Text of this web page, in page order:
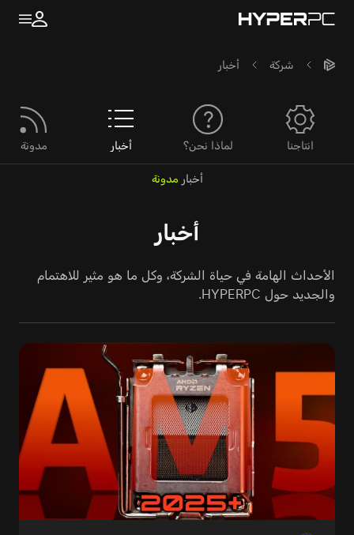
شركة أخبار
انتاجنا لماذا نحن؟ أخبار مدونة
أخبار مدونة
أخبار
الأحداث الهامة في حياة الشركة، وكل ما هو مثير للاهتمام
والجديد حول HYPERPC.